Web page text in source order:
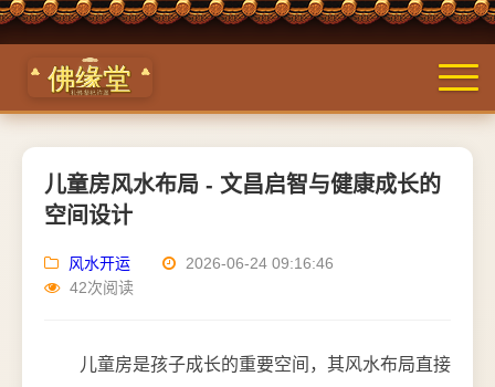
儿童房风水布局 - 文昌启智与健康成长的
空间设计
风水开运
2026-06-24 09:16:46
42次阅读
儿童房是孩子成长的重要空间，其风水布局直接